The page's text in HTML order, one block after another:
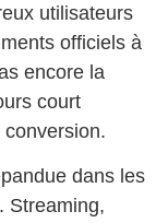
utilisateurs
officiels à
encore la
court
dans les
Streaming,